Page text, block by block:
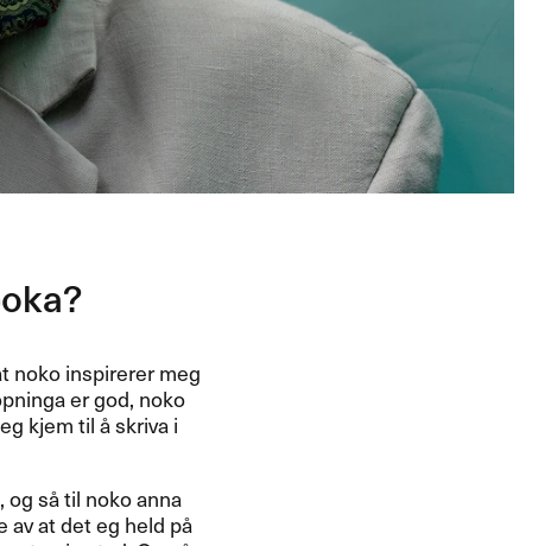
noko inspirerer meg
er god, noko
kjem til å skriva i
og så til noko anna
av at det eg held på